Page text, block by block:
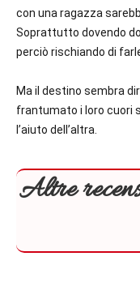
con una ragazza
Soprattutto dovendo
perciò rischiando di
Ma il destino sembra
frantumato i loro cuori
l’aiuto dell’altra.
Altre